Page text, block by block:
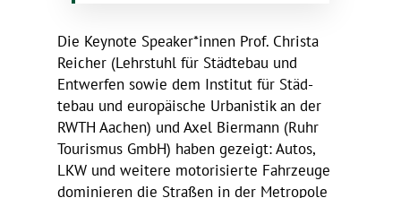
Die Keynote Speaker*innen Prof. Christa
Reicher (Lehr­stuhl für Städ­tebau und
Entwerfen sowie dem Institut für Städ­
tebau und euro­päi­sche Urba­nistik an der
RWTH Aachen) und Axel Bier­mann (Ruhr
Tourismus GmbH) haben gezeigt: Autos,
LKW und weitere moto­ri­sierte Fahr­zeuge
domi­nieren die Straßen in der Metro­pole